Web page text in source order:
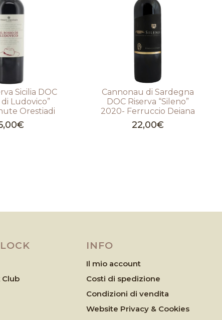
Sicilia DOC
di Ludovico”
Orestiadi
€
Cannonau di Sardegna
DOC Riserva “Sileno”
2020- Ferruccio Deiana
22,00€
Club
INFO
Il mio account
Costi di spedizione
Condizioni di vendita
Website Privacy & Cookies